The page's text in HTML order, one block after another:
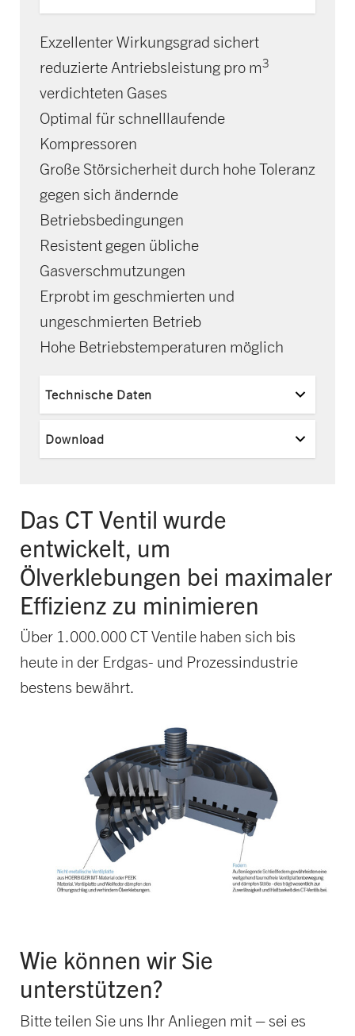
Exzellenter Wirkungsgrad sichert
reduzierte Antriebsleistung pro m3
verdichteten Gases
Optimal für schnelllaufende
Kompressoren
Große Störsicherheit durch hohe Toleranz
gegen sich ändernde
Betriebsbedingungen
Resistent gegen übliche
Gasverschmutzungen
Erprobt im geschmierten und
ungeschmierten Betrieb
Hohe Betriebstemperaturen möglich
Technische Daten
Download
Das CT Ventil wurde
entwickelt, um
Ölverklebungen bei maximaler
Effizienz zu minimieren
Über 1.000.000 CT Ventile haben sich bis
heute in der Erdgas- und Prozessindustrie
bestens bewährt.
Wie können wir Sie
unterstützen?
Bitte teilen Sie uns Ihr Anliegen mit – sei es